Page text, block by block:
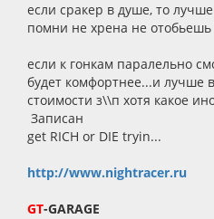
если сракер в душе, то
помни не хрена не
если к гонкам паралельно
будет комфортнее...и лучше
стоимости з\\п хотя какое
Записан
get RICH or DIE tryin...
http://www.nightracer.ru
GT-GARAGE